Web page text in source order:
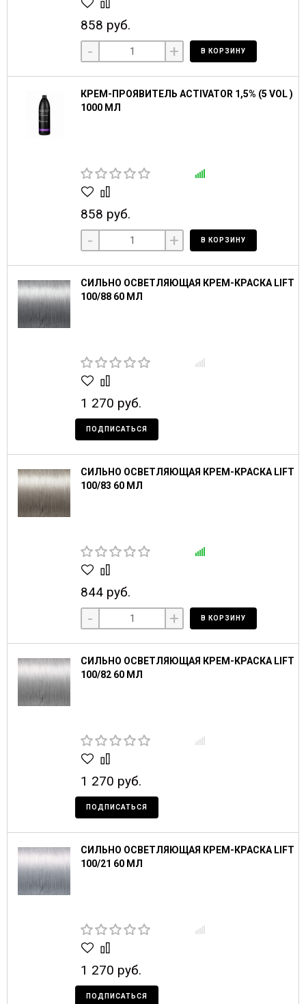
858 руб.
- + В КОРЗИНУ
КРЕМ-ПРОЯВИТЕЛЬ ACTIVATOR 1,5% (5 VOL )
1000 МЛ
858 руб.
- + В КОРЗИНУ
СИЛЬНО ОСВЕТЛЯЮЩАЯ КРЕМ-КРАСКА LIFT
100/88 60 МЛ
1 270 руб.
ПОДПИСАТЬСЯ
СИЛЬНО ОСВЕТЛЯЮЩАЯ КРЕМ-КРАСКА LIFT
100/83 60 МЛ
844 руб.
- + В КОРЗИНУ
СИЛЬНО ОСВЕТЛЯЮЩАЯ КРЕМ-КРАСКА LIFT
100/82 60 МЛ
1 270 руб.
ПОДПИСАТЬСЯ
СИЛЬНО ОСВЕТЛЯЮЩАЯ КРЕМ-КРАСКА LIFT
100/21 60 МЛ
1 270 руб.
ПОДПИСАТЬСЯ